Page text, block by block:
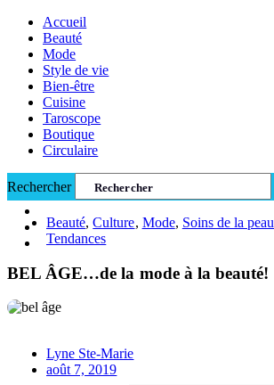
Accueil
Beauté
Mode
Style de vie
Bien-être
Cuisine
Taroscope
Boutique
Circulaire
Rechercher
Beauté,Culture, Mode, Soins de la peau
Tendances
BEL ÂGE…de la mode à la beauté!
Lyne Ste-Marie
août 7, 2019